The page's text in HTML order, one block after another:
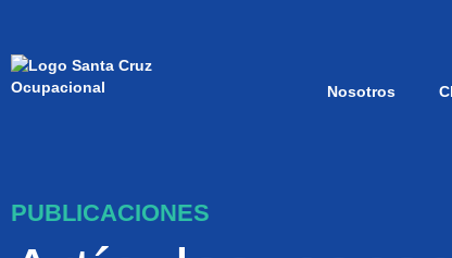
Nosotros
PUBLICACIONES